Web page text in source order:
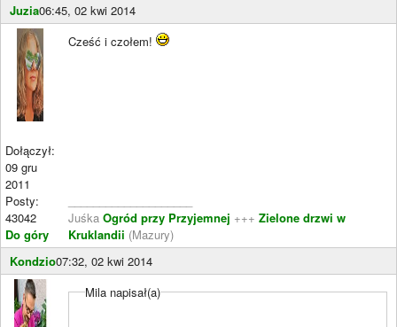
Juzia06:45, 02 kwi 2014
Dołączył:
09 gru
2011
Posty:
43042
Do góry
Cześć i czołem!
Juśka Ogród przy Przyjemnej +++ Zielone drzwi w
Kruklandii (Mazury)
Kondzio07:32, 02 kwi 2014
Mila napisał(a)